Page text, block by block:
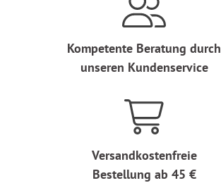
Kompetente Beratung durch
unseren Kundenservice
Versandkostenfreie
Bestellung ab 45 €